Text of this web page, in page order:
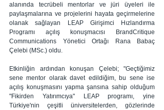
alanında tecrübeli mentorlar ve jüri üyeleri ile
paylaşmalarına ve projelerini hayata geçirmelerine
olanak sağlayan LEAP Girişimci Hızlandırma
Programı açılış konuşmacısı BrandCritique
Communications Yönetici Ortağı Rana Babaç
Çelebi (MSc.) oldu.
Etkinliğin ardından konuşan Çelebi; "Geçtiğimiz
sene mentor olarak davet edildiğim, bu sene ise
açılış konuşmasını yapma şansına sahip olduğum
"Fikirden Yatırımcıya" LEAP programı, yine
Türkiye'nin çeşitli üniversitelerden, gözlerinde